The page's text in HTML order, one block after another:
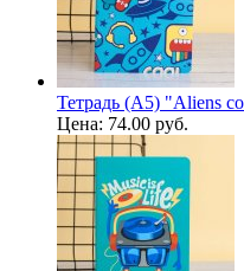
Тетрадь (A5) "Aliens
Цена: 74.00 руб.